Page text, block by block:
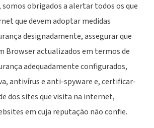
somos obrigados a alertar todos os que
que devem adoptar medidas
designadamente, assegurar que
Browser actualizados em termos de
adequadamente configurados,
antivírus e anti-spyware e, certificar-
dos sites que visita na internet,
em cuja reputação não confie.